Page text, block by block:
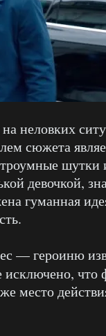
неловких
сюжета
шутки
девочкой,
гуманная
— героиню
исключено, что
место